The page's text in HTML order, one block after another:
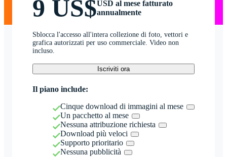
9 US$USD al mese fatturato
annualmente
Sblocca l'accesso all'intera collezione di foto, vettori e
grafica autorizzati per uso commerciale. Video non
incluso.
Iscriviti ora
Il piano include:
Cinque download di immagini al mese
Un pacchetto al mese
Nessuna attribuzione richiesta
Download più veloci
Supporto prioritario
Nessuna pubblicità